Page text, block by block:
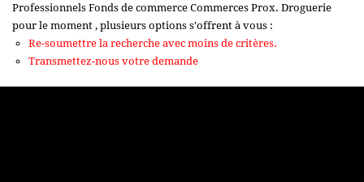
De 200 000 À 250 000 Euros
+ De 250 000 Euros
Professionnels Fonds de commerce Commerces Prox. Droguerie
pour le moment , plusieurs options s'offrent à vous :
Re-soumettre la recherche avec moins de critères.
Transmettez-nous votre demande